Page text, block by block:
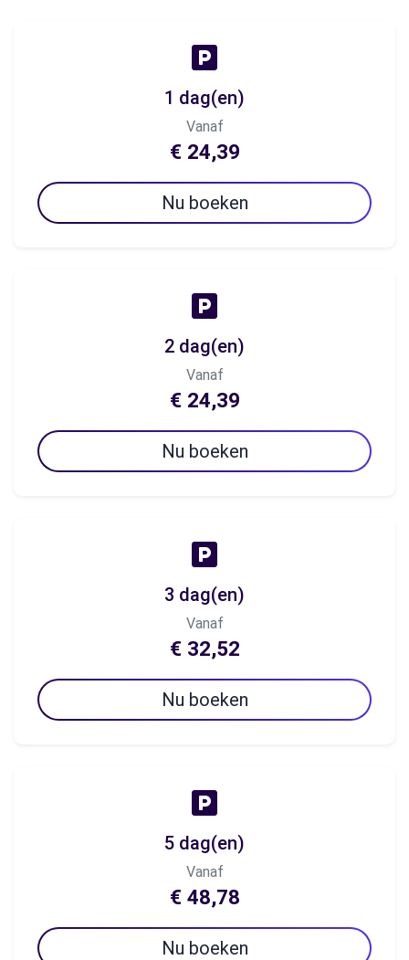
1 dag(en)
Vanaf
€ 24,39
Nu boeken
2 dag(en)
Vanaf
€ 24,39
Nu boeken
3 dag(en)
Vanaf
€ 32,52
Nu boeken
5 dag(en)
Vanaf
€ 48,78
Nu boeken